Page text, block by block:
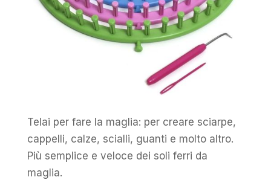
Telai per fare la maglia: per creare sciarpe,
cappelli, calze, scialli, guanti e molto altro.
Più semplice e veloce dei soli ferri da
maglia.